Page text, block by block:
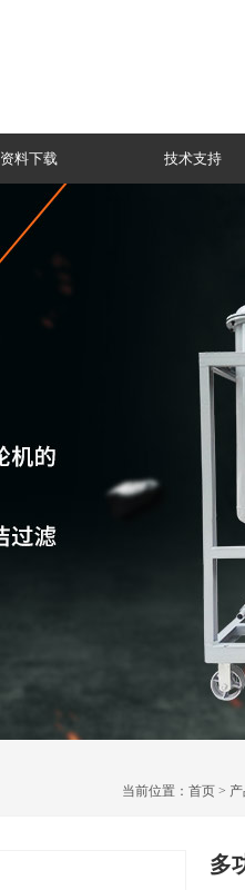
资料下载 技术支持
当前位置： 首页 >
多